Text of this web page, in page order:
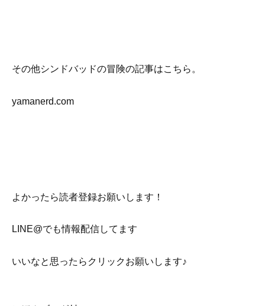
その他シンドバッドの冒険の記事はこちら。
yamanerd.com
よかったら読者登録お願いします！
LINE@でも情報配信してます
いいなと思ったらクリックお願いします♪